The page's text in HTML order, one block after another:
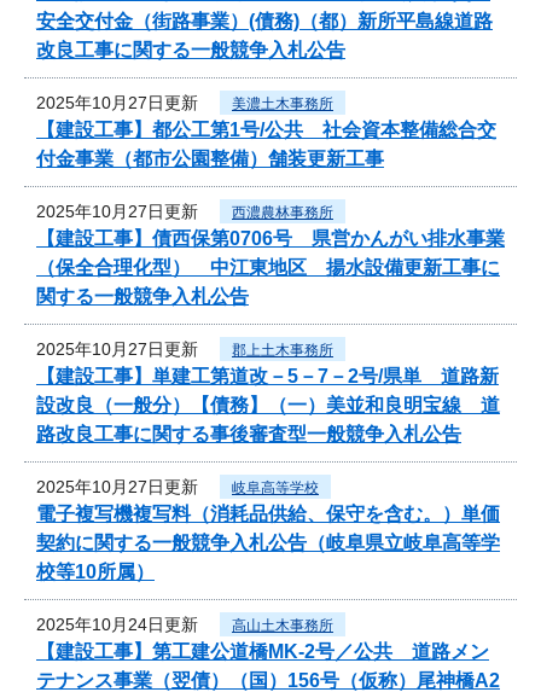
安全交付金（街路事業）(債務)（都）新所平島線道路
改良工事に関する一般競争入札公告
2025年10月27日更新 美濃土木事務所
【建設工事】都公工第1号/公共 社会資本整備総合交
付金事業（都市公園整備）舗装更新工事
2025年10月27日更新 西濃農林事務所
【建設工事】債西保第0706号 県営かんがい排水事業
（保全合理化型） 中江東地区 揚水設備更新工事に
関する一般競争入札公告
2025年10月27日更新 郡上土木事務所
【建設工事】単建工第道改－5－7－2号/県単 道路新
設改良（一般分）【債務】（一）美並和良明宝線 道
路改良工事に関する事後審査型一般競争入札公告
2025年10月27日更新 岐阜高等学校
電子複写機複写料（消耗品供給、保守を含む。）単価
契約に関する一般競争入札公告（岐阜県立岐阜高等学
校等10所属）
2025年10月24日更新 高山土木事務所
【建設工事】第工建公道橋MK-2号／公共 道路メン
テナンス事業（翌債）（国）156号（仮称）尾神橋A2